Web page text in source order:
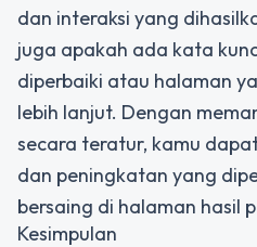
dan interaksi yang
juga apakah ada kata
diperbaiki atau halaman
lebih lanjut. Dengan
secara teratur, kamu
dan peningkatan yang
bersaing di halaman hasil
Kesimpulan